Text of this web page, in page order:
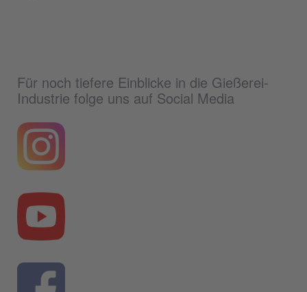
Für noch tiefere Einblicke in die Gießerei-
Industrie folge uns auf Social Media